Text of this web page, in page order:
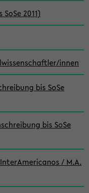
2011)
innen
bis SoSe
bis SoSe
/ M.A.